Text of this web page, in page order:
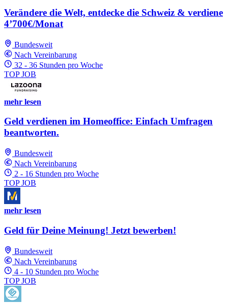
Verändere die Welt, entdecke die Schweiz & verdiene
4’700€/Monat
Bundesweit
Nach Vereinbarung
32 - 36 Stunden pro Woche
TOP JOB
mehr lesen
Geld verdienen im Homeoffice: Einfach Umfragen
beantworten.
Bundesweit
Nach Vereinbarung
2 - 16 Stunden pro Woche
TOP JOB
mehr lesen
Geld für Deine Meinung! Jetzt bewerben!
Bundesweit
Nach Vereinbarung
4 - 10 Stunden pro Woche
TOP JOB